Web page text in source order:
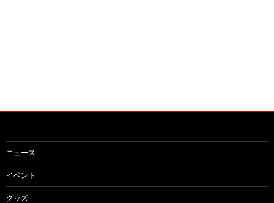
ー
ニュース
イベント
グッズ